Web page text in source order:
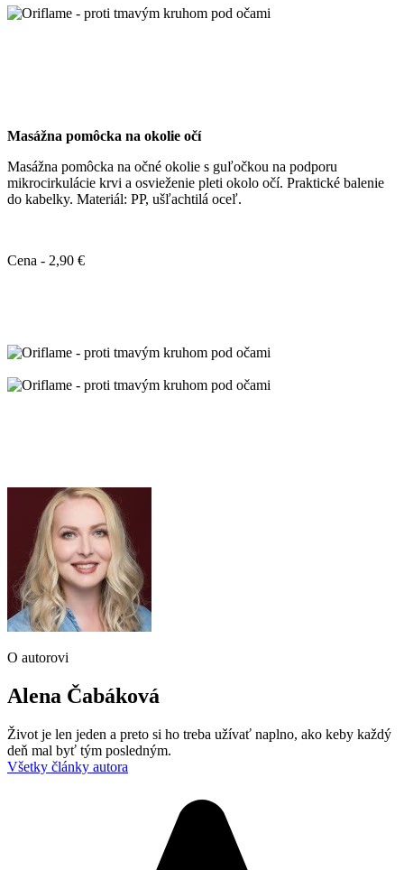
Masážna pomôcka na okolie očí
Masážna pomôcka na očné okolie s guľočkou na podporu
mikrocirkulácie krvi a osvieženie pleti okolo očí. Praktické balenie
do kabelky. Materiál: PP, ušľachtilá oceľ.
Cena - 2,90 €
O autorovi
Alena Čabáková
Život je len jeden a preto si ho treba užívať naplno, ako keby každý
deň mal byť tým posledným.
Všetky články autora